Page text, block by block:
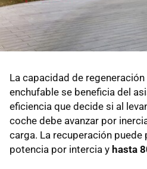
La capacidad de
enchufable se beneficia del
eficiencia que decide si al
coche debe avanzar por
carga. La recuperación
potencia por intercia y hasta